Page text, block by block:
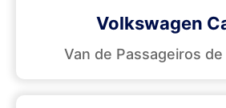
Volkswagen
Van de Passageiros